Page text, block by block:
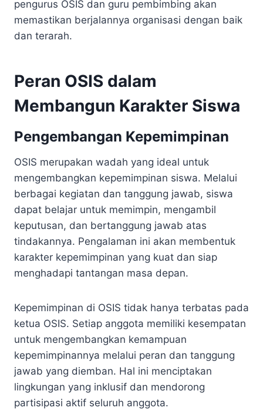
pengurus OSIS dan guru pembimbing akan
memastikan berjalannya organisasi dengan baik
dan terarah.
Peran OSIS dalam
Membangun Karakter Siswa
Pengembangan Kepemimpinan
OSIS merupakan wadah yang ideal untuk
mengembangkan kepemimpinan siswa. Melalui
berbagai kegiatan dan tanggung jawab, siswa
dapat belajar untuk memimpin, mengambil
keputusan, dan bertanggung jawab atas
tindakannya. Pengalaman ini akan membentuk
karakter kepemimpinan yang kuat dan siap
menghadapi tantangan masa depan.
Kepemimpinan di OSIS tidak hanya terbatas pada
ketua OSIS. Setiap anggota memiliki kesempatan
untuk mengembangkan kemampuan
kepemimpinannya melalui peran dan tanggung
jawab yang diemban. Hal ini menciptakan
lingkungan yang inklusif dan mendorong
partisipasi aktif seluruh anggota.